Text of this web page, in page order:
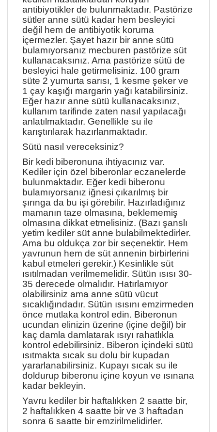
antibiyotikler de bulunmaktadır. Pastörize
sütler anne sütü kadar hem besleyici
değil hem de antibiyotik koruma
içermezler. Şayet hazır bir anne sütü
bulamıyorsanız mecburen pastörize süt
kullanacaksınız. Ama pastörize sütü de
besleyici hale getirmelisiniz. 100 gram
süte 2 yumurta sarısı, 1 kesme şeker ve
1 çay kaşığı margarin yağı katabilirsiniz.
Eğer hazır anne sütü kullanacaksınız,
kullanım tarifinde zaten nasıl yapılacağı
anlatılmaktadır. Genellikle su ile
karıştırılarak hazırlanmaktadır.
Sütü nasıl vereceksiniz?
Bir kedi biberonuna ihtiyacınız var.
Kediler için özel biberonlar eczanelerde
bulunmaktadır. Eğer kedi biberonu
bulamıyorsanız iğnesi çıkarılmış bir
şırınga da bu işi görebilir. Hazırladığınız
mamanın taze olmasına, beklememiş
olmasına dikkat etmelisiniz. (Bazı şanslı
yetim kediler süt anne bulabilmektedirler.
Ama bu oldukça zor bir seçenektir. Hem
yavrunun hem de süt annenin birbirlerini
kabul etmeleri gerekir.) Kesinlikle süt
ısıtılmadan verilmemelidir. Sütün ısısı 30-
35 derecede olmalıdır. Hatırlamıyor
olabilirsiniz ama anne sütü vücut
sıcaklığındadır. Sütün ısısını emzirmeden
önce mutlaka kontrol edin. Biberonun
ucundan elinizin üzerine (içine değil) bir
kaç damla damlatarak ısıyı rahatlıkla
kontrol edebilirsiniz. Biberon içindeki sütü
ısıtmakta sıcak su dolu bir kupadan
yararlanabilirsiniz. Kupayı sıcak su ile
doldurup biberonu içine koyun ve ısınana
kadar bekleyin.
Yavru kediler bir haftalıkken 2 saatte bir,
2 haftalıkken 4 saatte bir ve 3 haftadan
sonra 6 saatte bir emzirilmelidirler.